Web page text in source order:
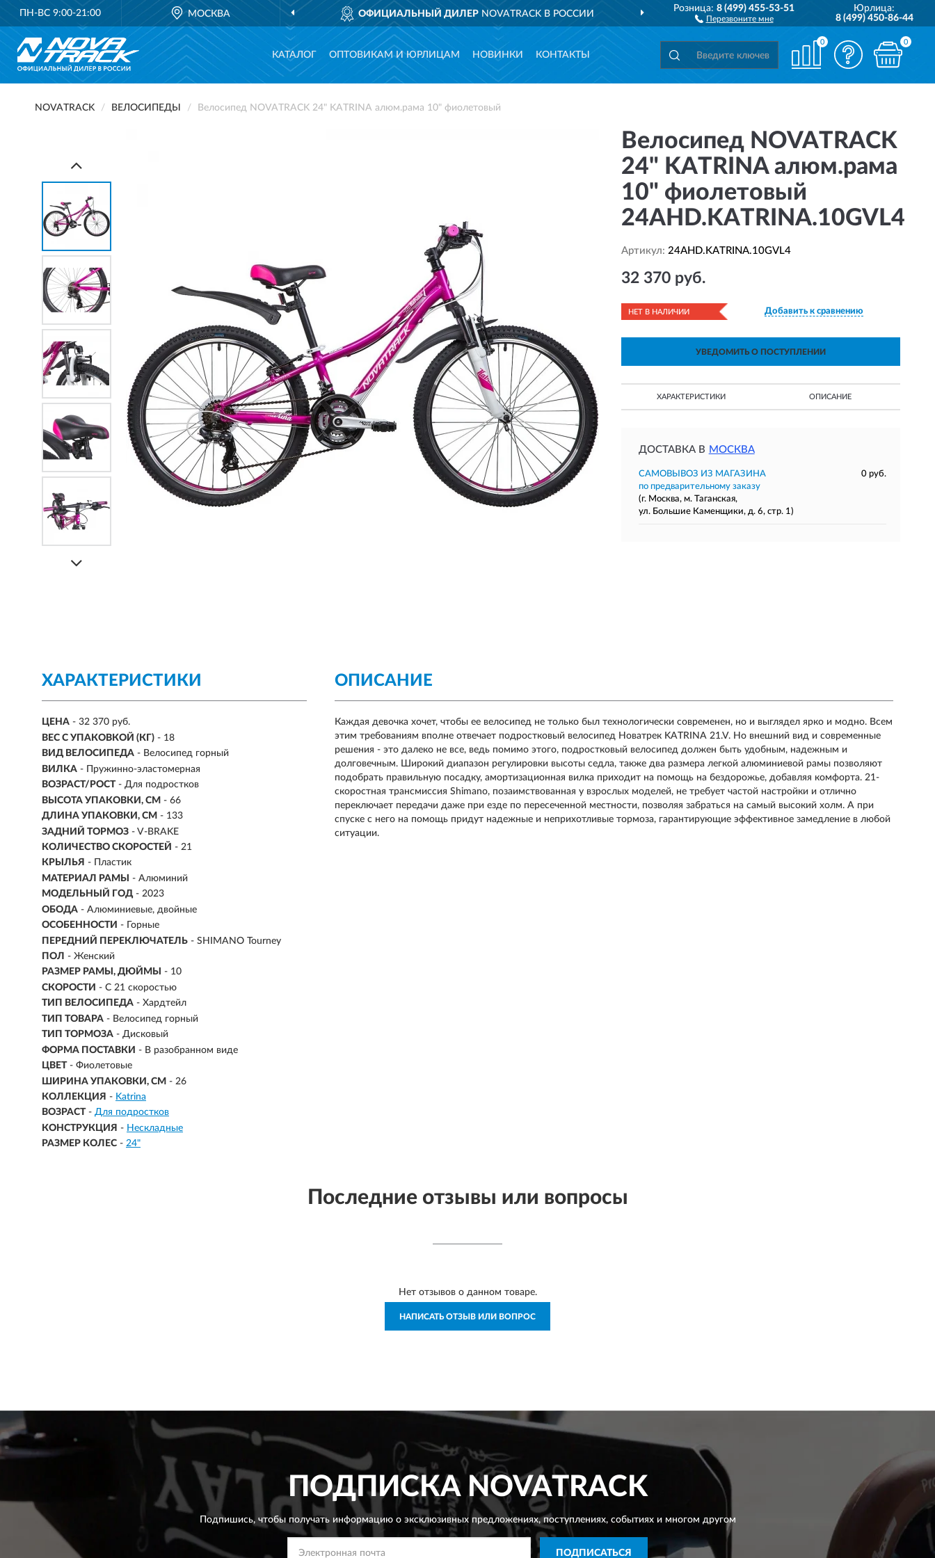
ПН-ВС 9:00-21:00 МОСКВА ОФИЦИАЛЬНЫЙ ДИЛЕР NOVATRACK В РОССИИ ДОСТАВИМ ПО ВСЕЙ РОССИИ
Розница:8 (499) 455-53-51
Перезвоните мне
Юрлица:
8 (499) 450-86-44
КАТАЛОГ ОПТОВИКАМ И ЮРЛИЦАМ НОВИНКИ КОНТАКТЫ
0 0
NOVATRACK ВЕЛОСИПЕДЫ Велосипед NOVATRACK 24" KATRINA алюм.рама 10" фиолетовый
Велосипед NOVATRACK
24" KATRINA алюм.рама
10" фиолетовый
24AHD.KATRINA.10GVL4
Артикул: 24AHD.KATRINA.10GVL4
32 370 руб.
НЕТ В НАЛИЧИИ Добавить к сравнению
УВЕДОМИТЬ О ПОСТУПЛЕНИИ
ХАРАКТЕРИСТИКИ ОПИСАНИЕ
ДОСТАВКА В МОСКВА
САМОВЫВОЗ ИЗ МАГАЗИНА
0 руб.
по предварительному заказу
(г. Москва, м. Таганская,
ул. Большие Каменщики, д. 6, стр. 1)
ХАРАКТЕРИСТИКИ
ЦЕНА - 32 370 руб.
ВЕС С УПАКОВКОЙ (КГ) - 18
ВИД ВЕЛОСИПЕДА - Велосипед горный
ВИЛКА - Пружинно-эластомерная
ВОЗРАСТ/РОСТ - Для подростков
ВЫСОТА УПАКОВКИ, СМ - 66
ДЛИНА УПАКОВКИ, СМ - 133
ЗАДНИЙ ТОРМОЗ - V-BRAKE
КОЛИЧЕСТВО СКОРОСТЕЙ - 21
КРЫЛЬЯ - Пластик
МАТЕРИАЛ РАМЫ
- Алюминий
МОДЕЛЬНЫЙ ГОД - 2023
ОБОДА - Алюминиевые, двойные
ОСОБЕННОСТИ - Горные
ПЕРЕДНИЙ ПЕРЕКЛЮЧАТЕЛЬ - SHIMANO Tourney
ПОЛ - Женский
РАЗМЕР РАМЫ, ДЮЙМЫ
- 10
СКОРОСТИ - С 21 скоростью
ТИП ВЕЛОСИПЕДА - Хардтейл
ТИП ТОВАРА - Велосипед горный
ТИП ТОРМОЗА - Дисковый
ФОРМА ПОСТАВКИ - В разобранном виде
ЦВЕТ - Фиолетовые
ШИРИНА УПАКОВКИ, СМ - 26
КОЛЛЕКЦИЯ - Katrina
ВОЗРАСТ - Для подростков
КОНСТРУКЦИЯ - Нескладные
РАЗМЕР КОЛЕС - 24"
ОПИСАНИЕ
Каждая девочка хочет, чтобы ее велосипед не только был технологически современен, но и выглядел ярко и модно. Всем
этим требованиям вполне отвечает подростковый велосипед Новатрек KATRINA 21.V. Но внешний вид и современные
решения - это далеко не все, ведь помимо этого, подростковый велосипед должен быть удобным, надежным и
долговечным. Широкий диапазон регулировки высоты седла, также два размера легкой алюминиевой рамы позволяют
подобрать правильную посадку, амортизационная вилка приходит на помощь на бездорожье, добавляя комфорта. 21-
скоростная трансмиссия Shimano, позаимствованная у взрослых моделей, не требует частой настройки и отлично
переключает передачи даже при езде по пересеченной местности, позволяя забраться на самый высокий холм. А при
спуске с него на помощь придут надежные и неприхотливые тормоза, гарантирующие эффективное замедление в любой
ситуации.
Последние отзывы или вопросы
Нет отзывов о данном товаре.
НАПИСАТЬ ОТЗЫВ ИЛИ ВОПРОС
ПОДПИСКАNOVATRACK
Подпишись, чтобы получать информацию о эксклюзивных предложениях,поступлениях, событиях и многом другом
ПОДПИСАТЬСЯ